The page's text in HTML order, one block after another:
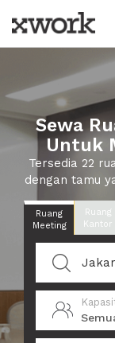
Sewa
Untuk
Tersedia 22
dengan tamu
Ruang
Meeting
Ruang
Kantor